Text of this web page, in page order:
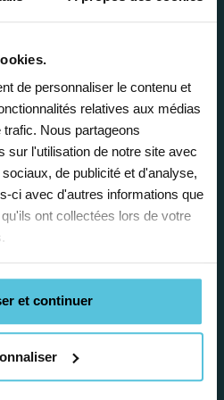
de personnaliser le contenu et
relatives aux médias
Nous partageons
sur l'utilisation de notre site avec
de publicité et d'analyse,
ci avec d'autres informations que
ont collectées lors de votre
et continuer
chez vous, selon
le meilleur
nous organisons votre
fonction de votre profil,
et votre flexibilité.
vos tâches
se chargent de tout
recherche de famille